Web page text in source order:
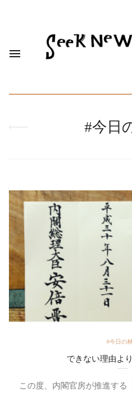
#今日
#今日の
できない理由よ
この度、内閣官房が推進する